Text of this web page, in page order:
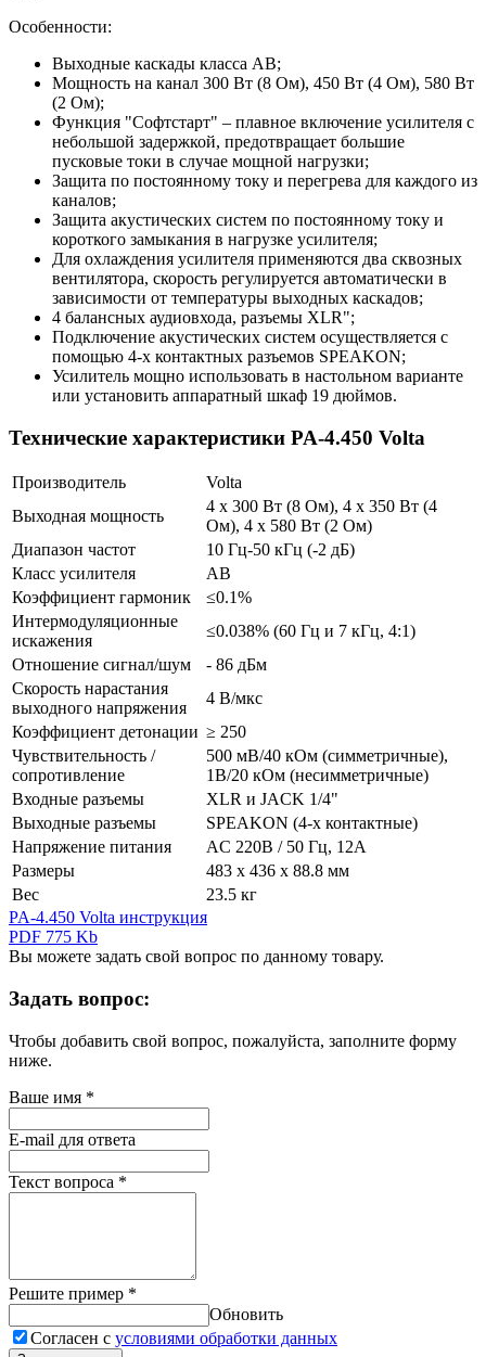
Особенности:
Выходные каскады класса АВ;
Мощность на канал 300 Вт (8 Ом), 450 Вт (4 Ом), 580 Вт
(2 Ом);
Функция "Софтстарт" – плавное включение усилителя с
небольшой задержкой, предотвращает большие
пусковые токи в случае мощной нагрузки;
Защита по постоянному току и перегрева для каждого из
каналов;
Защита акустических систем по постоянному току и
короткого замыкания в нагрузке усилителя;
Для охлаждения усилителя применяются два сквозных
вентилятора, скорость регулируется автоматически в
зависимости от температуры выходных каскадов;
4 балансных аудиовхода, разъемы XLR";
Подключение акустических систем осуществляется с
помощью 4-х контактных разъемов SPEAKON;
Усилитель мощно использовать в настольном варианте
или установить аппаратный шкаф 19 дюймов.
Технические характеристики PA-4.450 Volta
Производитель
Volta
Выходная мощность
4 х 300 Вт (8 Ом), 4 х 350 Вт (4
Ом), 4 х 580 Вт (2 Ом)
Диапазон частот
10 Гц-50 кГц (-2 дБ)
Класс усилителя
АВ
Коэффициент гармоник
≤0.1%
Интермодуляционные
искажения
≤0.038% (60 Гц и 7 кГц, 4:1)
Отношение сигнал/шум
- 86 дБм
Скорость нарастания
выходного напряжения
4 В/мкс
Коэффициент детонации ≥ 250
Чувствительность /
сопротивление
500 мВ/40 кОм (симметричные),
1В/20 кОм (несимметричные)
Входные разъемы
XLR и JACK 1/4"
Выходные разъемы
SPEAKON (4-х контактные)
Напряжение питания
AC 220В / 50 Гц, 12А
Размеры
483 х 436 х 88.8 мм
Вес
23.5 кг
PA-4.450 Volta инструкция
PDF 775 Kb
Вы можете задать свой вопрос по данному товару.
Задать вопрос:
Чтобы добавить свой вопрос, пожалуйста, заполните форму
ниже.
Ваше имя *
E-mail для ответа
Текст вопроса *
Решите пример *
Обновить
Согласен с условиями обработки данных